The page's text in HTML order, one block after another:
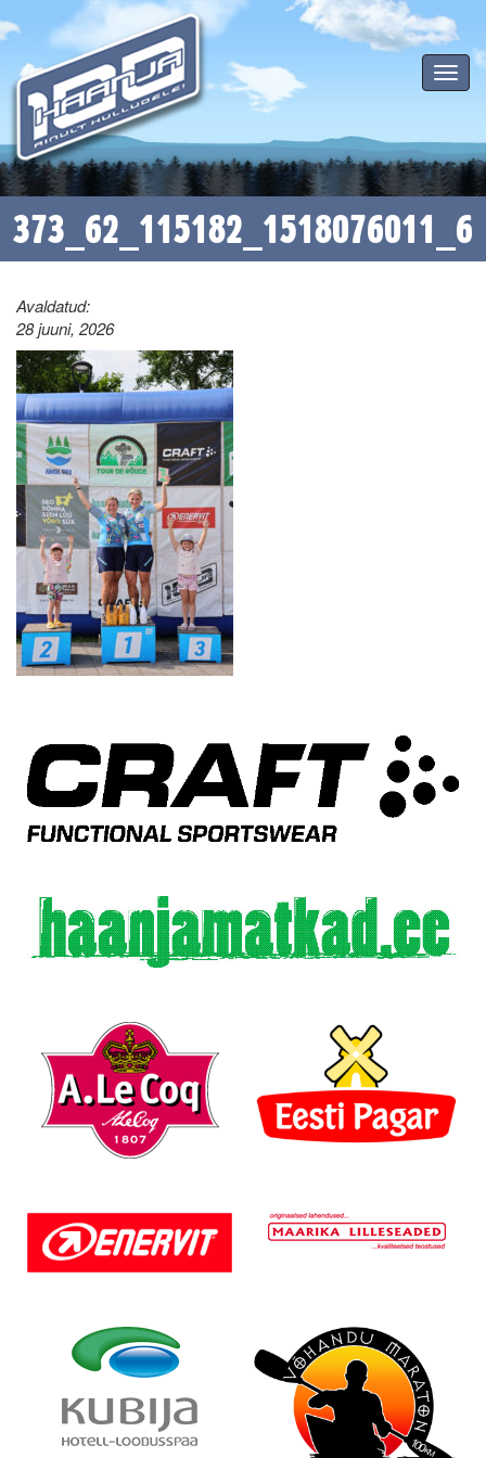
Toggle
373_62_115182_1518076011_6
Avaldatud:
28 juuni, 2026